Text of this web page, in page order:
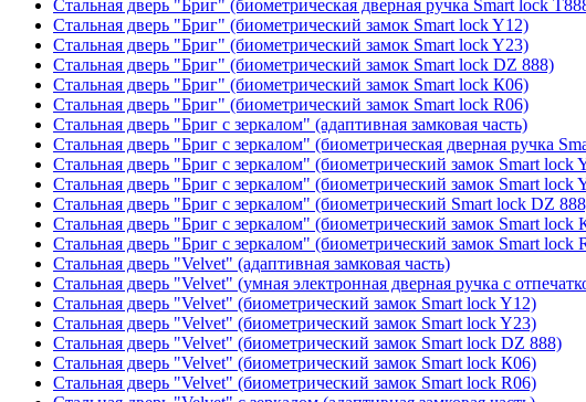
Стальная дверь "Бриг" (биометрическая дверная ручка Smart lock
Стальная дверь "Бриг" (биометрический замок Smart lock Y12)
Стальная дверь "Бриг" (биометрический замок Smart lock Y23)
Стальная дверь "Бриг" (биометрический замок Smart lock DZ 888)
Стальная дверь "Бриг" (биометрический замок Smart lock К06)
Стальная дверь "Бриг" (биометрический замок Smart lock R06)
Стальная дверь "Бриг с зеркалом" (адаптивная замковая часть)
Стальная дверь "Бриг с зеркалом" (биометрическая дверная ручка
Стальная дверь "Бриг с зеркалом" (биометрический замок Smart lock
Стальная дверь "Бриг с зеркалом" (биометрический замок Smart lock
Стальная дверь "Бриг с зеркалом" (биометрический Smart lock DZ
Стальная дверь "Бриг с зеркалом" (биометрический замок Smart lock
Стальная дверь "Бриг с зеркалом" (биометрический замок Smart lock
Стальная дверь "Velvet" (адаптивная замковая часть)
Стальная дверь "Velvet" (умная электронная дверная ручка с
Стальная дверь "Velvet" (биометрический замок Smart lock Y12)
Стальная дверь "Velvet" (биометрический замок Smart lock Y23)
Стальная дверь "Velvet" (биометрический замок Smart lock DZ 888)
Стальная дверь "Velvet" (биометрический замок Smart lock К06)
Стальная дверь "Velvet" (биометрический замок Smart lock R06)